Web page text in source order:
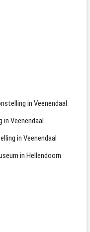
in Veenendaal
Veenendaal
in Veenendaal
in Hellendoorn